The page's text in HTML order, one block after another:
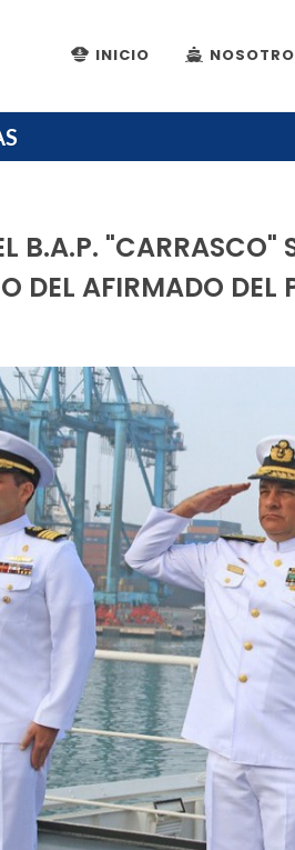
INICIO
B.A.P. "CARRASCO"
DEL AFIRMADO DEL